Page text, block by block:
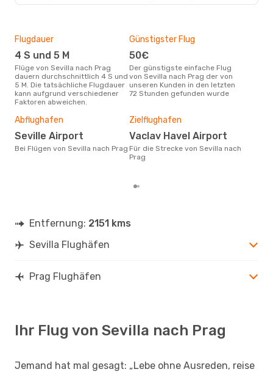
Flugdauer
4 S und 5 M
Flüge von Sevilla nach Prag
dauern durchschnittlich 4 S und
5 M. Die tatsächliche Flugdauer
kann aufgrund verschiedener
Faktoren abweichen.
Günstigster Flug
50€
Der günstigste einfache Flug
von Sevilla nach Prag der von
unseren Kunden in den letzten
72 Stunden gefunden wurde
Abflughafen
Seville Airport
Bei Flügen von Sevilla nach Prag
Zielflughafen
Vaclav Havel Airport
Für die Strecke von Sevilla nach
Prag
Entfernung: 2151 kms
Sevilla Flughäfen
Prag Flughäfen
Ihr Flug von Sevilla nach Prag
Jemand hat mal gesagt: „Lebe ohne Ausreden, reise